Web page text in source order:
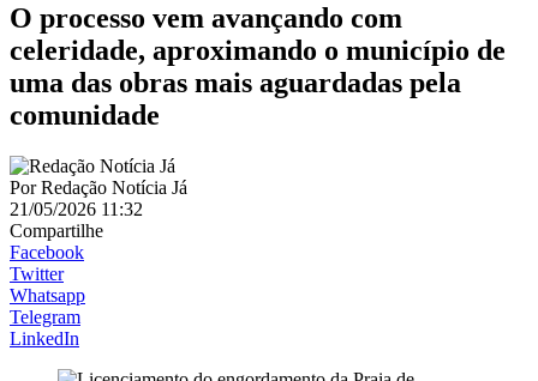
O processo vem avançando com
celeridade, aproximando o município de
uma das obras mais aguardadas pela
comunidade
PorRedação Notícia Já
21/05/2026 11:32
Compartilhe
Facebook
Twitter
Whatsapp
Telegram
LinkedIn